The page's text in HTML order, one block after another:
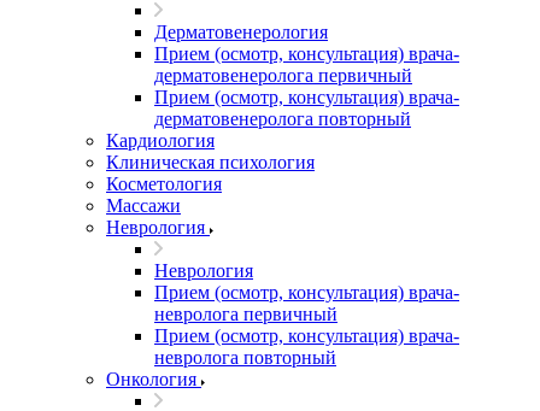
Дерматовенерология
Прием (осмотр, консультация) врача-
дерматовенеролога первичный
Прием (осмотр, консультация) врача-
дерматовенеролога повторный
Кардиология
Клиническая психология
Косметология
Массажи
Неврология
Неврология
Прием (осмотр, консультация) врача-
невролога первичный
Прием (осмотр, консультация) врача-
невролога повторный
Онкология